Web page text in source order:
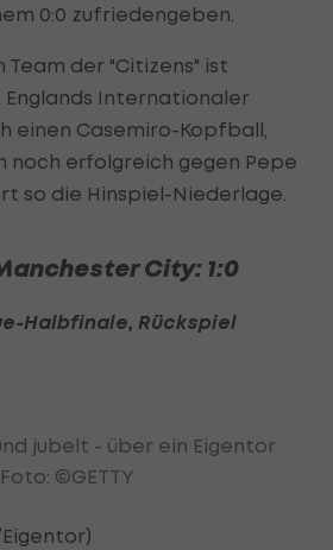
0:0 zufriedengeben.
der "Citizens" ist
Internationaler
einen Casemiro-Kopfball,
noch erfolgreich gegen Pepe
so die Hinspiel-Niederlage.
City: 1:0
Halbfinale, Rückspiel
jubelt - über ein Eigentor
Foto: ©GETTY